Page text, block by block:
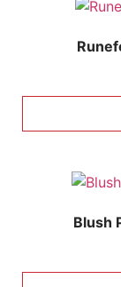
Blush